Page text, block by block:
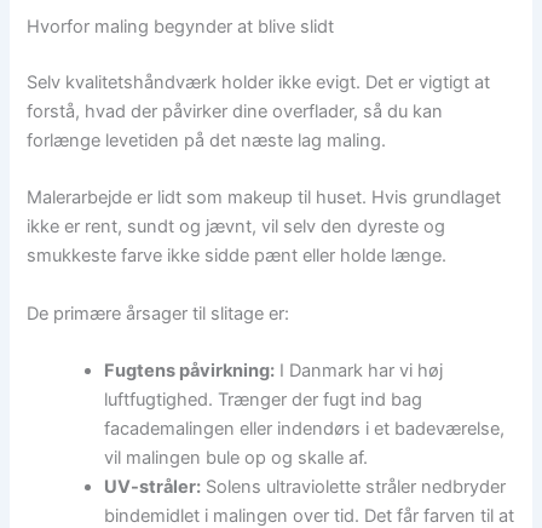
Hvorfor maling begynder at blive slidt
Selv kvalitetshåndværk holder ikke evigt. Det er vigtigt at
forstå, hvad der påvirker dine overflader, så du kan
forlænge levetiden på det næste lag maling.
Malerarbejde er lidt som makeup til huset. Hvis grundlaget
ikke er rent, sundt og jævnt, vil selv den dyreste og
smukkeste farve ikke sidde pænt eller holde længe.
De primære årsager til slitage er:
Fugtens påvirkning: I Danmark har vi høj
luftfugtighed. Trænger der fugt ind bag
facademalingen eller indendørs i et badeværelse,
vil malingen bule op og skalle af.
UV-stråler: Solens ultraviolette stråler nedbryder
bindemidlet i malingen over tid. Det får farven til at